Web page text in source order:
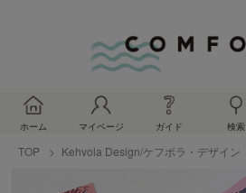
ホーム マイページ ガイド 検索
TOP Kehvola Design/ケフボラ・デザイン